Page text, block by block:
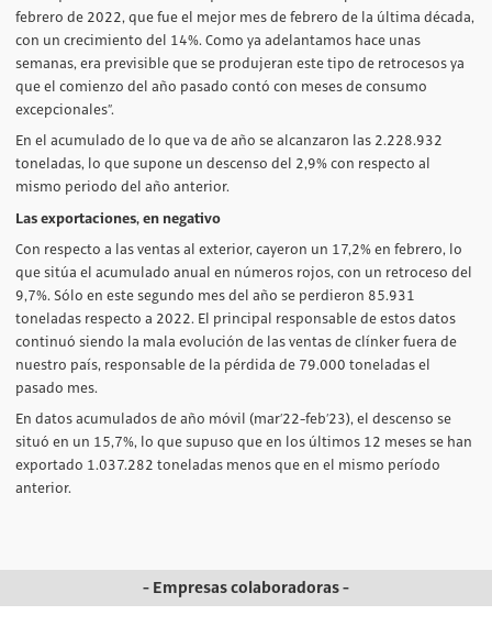
febrero de 2022, que fue el mejor mes de febrero de la última década,
con un crecimiento del 14%. Como ya adelantamos hace unas
semanas, era previsible que se produjeran este tipo de retrocesos ya
que el comienzo del año pasado contó con meses de consumo
excepcionales”.
En el acumulado de lo que va de año se alcanzaron las 2.228.932
toneladas, lo que supone un descenso del 2,9% con respecto al
mismo periodo del año anterior.
Las exportaciones, en negativo
Con respecto a las ventas al exterior, cayeron un 17,2% en febrero, lo
que sitúa el acumulado anual en números rojos, con un retroceso del
9,7%. Sólo en este segundo mes del año se perdieron 85.931
toneladas respecto a 2022. El principal responsable de estos datos
continuó siendo la mala evolución de las ventas de clínker fuera de
nuestro país, responsable de la pérdida de 79.000 toneladas el
pasado mes.
En datos acumulados de año móvil (mar’22-feb’23), el descenso se
situó en un 15,7%, lo que supuso que en los últimos 12 meses se han
exportado 1.037.282 toneladas menos que en el mismo período
anterior.
- Empresas colaboradoras -